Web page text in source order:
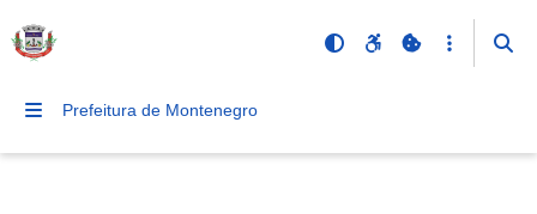
Prefeitura de Montenegro